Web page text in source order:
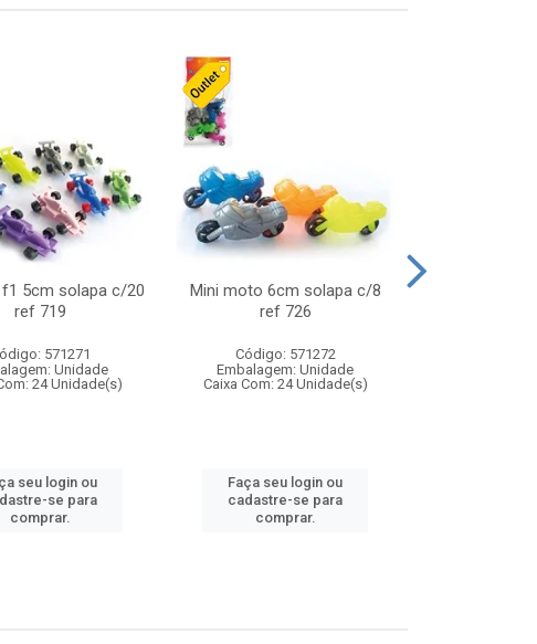
5cm solapa c/20
ref 719
571271
Unidade
24 Unidade(s)
seu login ou
se para
comprar.
Mini moto 6cm solapa c/8
ref 726
Código: 571272
Embalagem: Unidade
Caixa Com: 24 Unidade(s)
Faça seu login ou
cadastre-se para
comprar.